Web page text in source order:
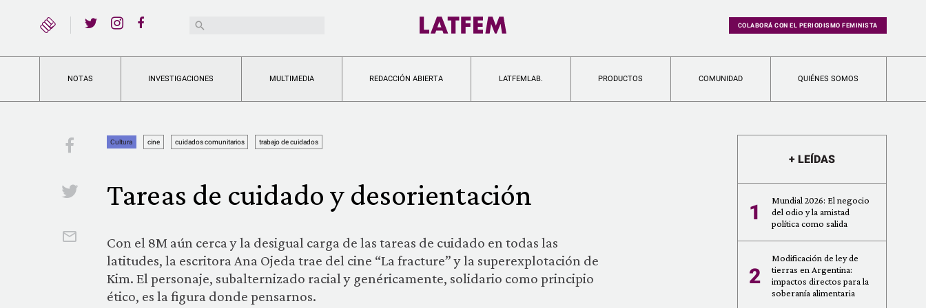
YouTubeBuscar: COLABORÁ CON EL PERIODISMO FEMINISTA
NOTAS INVESTIGACIONES MULTIMEDIA REDACCIÓN ABIERTA LATFEMLAB. PRODUCTOS COMUNIDAD QUIÉNES SOMOS
Facebook
Twitter
Email
Cultura cine cuidados comunitarios trabajo de cuidados
Tareas de cuidado y desorientación
Con el 8M aún cerca y la desigual carga de las tareas de cuidado en todas las
latitudes, la escritora Ana Ojeda trae del cine “La fracture” y la superexplotación de
Kim. El personaje, subalternizado racial y genéricamente, solidario como principio
ético, es la figura donde pensarnos.
+ LEÍDAS
1
Mundial 2026: El negocio
del odio y la amistad
política como salida
2
Modificación de ley de
tierras en Argentina:
impactos directos para la
soberanía alimentaria